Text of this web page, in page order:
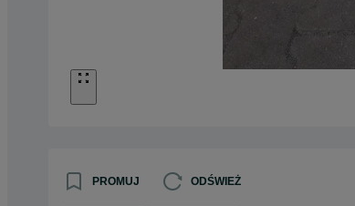
PROMUJ ODŚWIEŻ